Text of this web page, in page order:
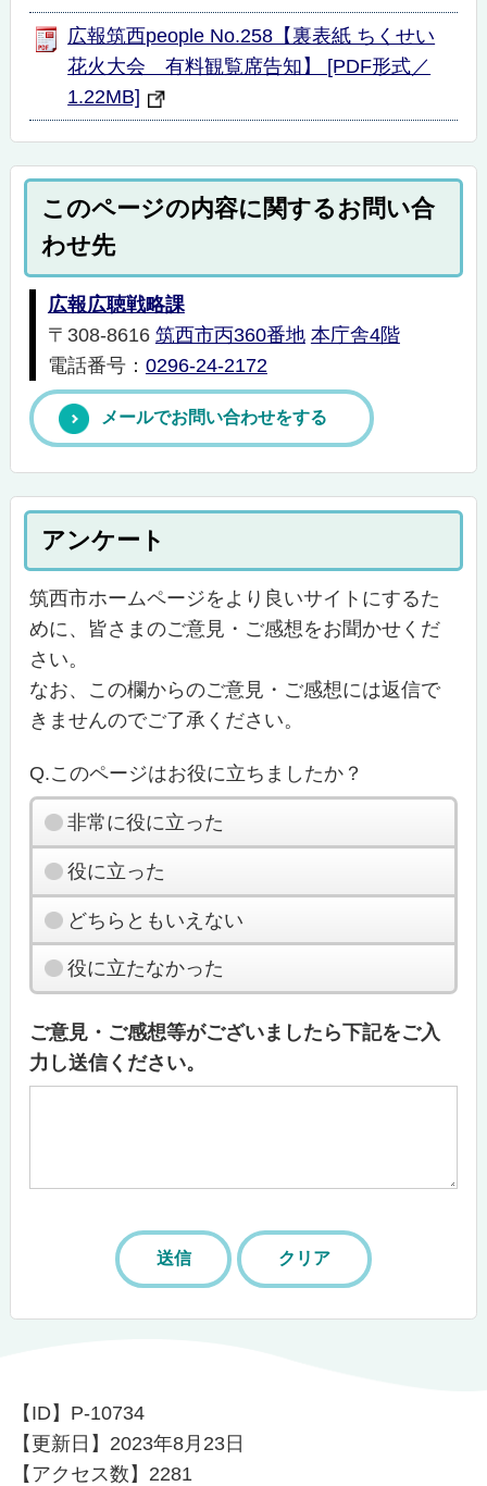
広報筑西people No.258【裏表紙 ちくせい
花火大会 有料観覧席告知】 [PDF形式／
1.22MB]
このページの内容に関するお問い合
わせ先
広報広聴戦略課
〒308-8616 筑西市丙360番地 本庁舎4階
電話番号： 0296-24-2172
メールでお問い合わせをする
アンケート
筑西市ホームページをより良いサイトにするた
めに、皆さまのご意見・ご感想をお聞かせくだ
さい。
なお、この欄からのご意見・ご感想には返信で
きませんのでご了承ください。
Q.このページはお役に立ちましたか？
非常に役に立った
役に立った
どちらともいえない
役に立たなかった
ご意見・ご感想等がございましたら下記をご入
力し送信ください。
【ID】 P-10734
【更新日】 2023年8月23日
【アクセス数】 2281